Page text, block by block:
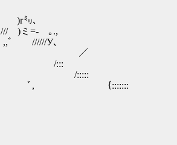
㍉、
ミ=- ｡.,
//////У､
,,ﾞ ／
,′ /:::
: /:::::
ｌ{ ﾞ, ｛:::::::